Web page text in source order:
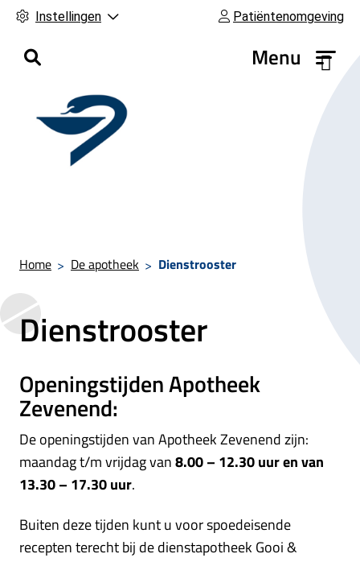
Instellingen Patiëntenomgeving
Menu
Home De apotheek Dienstrooster
Dienstrooster
Openingstijden Apotheek
Zevenend:
De openingstijden van Apotheek Zevenend zijn:
maandag t/m vrijdag van8.00 – 12.30 uur en van
13.30 – 17.30 uur.
Buiten deze tijden kunt u voor spoedeisende
recepten terecht bij de dienstapotheek Gooi &